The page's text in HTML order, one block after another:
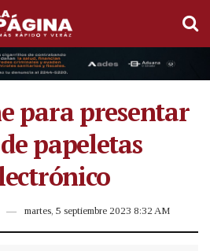
para presentar
papeletas
martes, 5 septiembre 2023 8:32 AM